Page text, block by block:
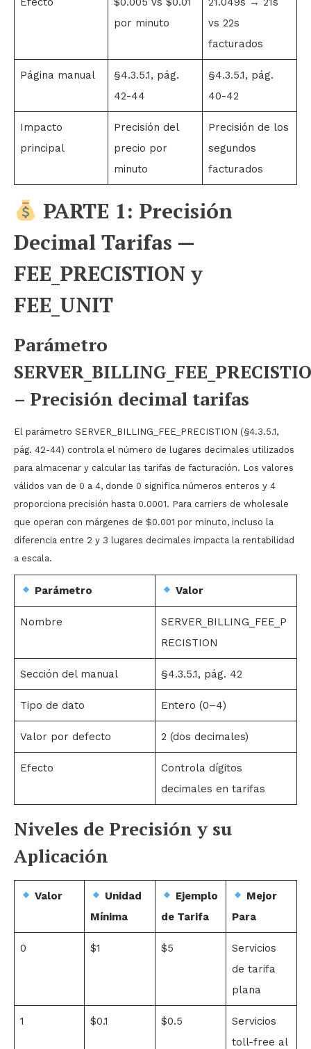
por minuto
vs 22s
facturados
Página manual
§4.3.5.1, pág.
42-44
§4.3.5.1, pág.
40-42
Impacto
principal
Precisión del
precio por
minuto
Precisión de los
segundos
facturados
PARTE 1: Precisión
Decimal Tarifas —
FEE_PRECISTION y
FEE_UNIT
Parámetro
– Precisión decimal tarifas
El parámetro SERVER_BILLING_FEE_PRECISTION (§4.3.5.1,
pág. 42-44) controla el número de lugares decimales utilizados
para almacenar y calcular las tarifas de facturación. Los valores
válidos van de 0 a 4, donde 0 significa números enteros y 4
proporciona precisión hasta 0.0001. Para carriers de wholesale
que operan con márgenes de $0.001 por minuto, incluso la
diferencia entre 2 y 3 lugares decimales impacta la rentabilidad
a escala.
Parámetro Valor
Nombre
SERVER_BILLING_FEE_P
RECISTION
Sección del manual §4.3.5.1, pág. 42
Tipo de dato Entero (0–4)
Valor por defecto 2 (dos decimales)
Efecto
Controla dígitos
decimales en tarifas
Niveles de Precisión y su
Aplicación
Valor
Unidad
Mínima
Ejemplo
de Tarifa
Mejor
Para
0 $1 $5
Servicios
de tarifa
plana
1 $0.1 $0.5
Servicios
toll-free al